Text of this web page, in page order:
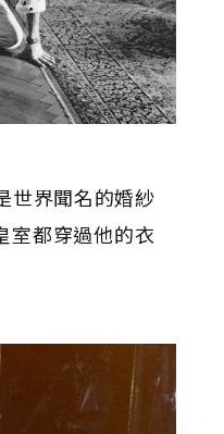
世界聞名的婚紗
室都穿過他的衣